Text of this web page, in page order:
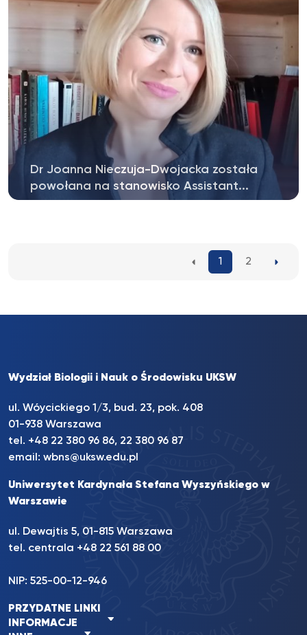
Dr Joanna Nieczuja-Dwojacka została
powołana na stanowisko Assistant...
1 2
Wydział Biologii i Nauk o Środowisku UKSW
ul. Wóycickiego 1/3, bud. 23, pok. 408
01-938 Warszawa
tel. +48 22 380 96 86, 22 380 96 87
email: wbns@uksw.edu.pl
Uniwersytet Kardynała Stefana Wyszyńskiego w
Warszawie
ul. Dewajtis 5, 01-815 Warszawa
tel. centrala +48 22 561 88 00
NIP: 525-00-12-946
PRZYDATNE LINKI
INFORMACJE